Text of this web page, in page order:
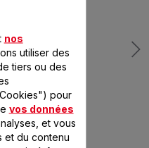
1
nos
utiliser des
tiers ou des
pour
vos données
et vous
et du contenu